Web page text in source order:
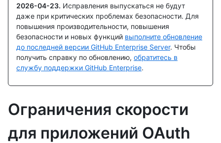
2026-04-23. Исправления выпускаться не будут
даже при критических проблемах безопасности. Для
повышения производительности, повышения
безопасности и новых функций выполните обновление
до последней версии GitHub Enterprise Server. Чтобы
получить справку по обновлению, обратитесь в
службу поддержки GitHub Enterprise.
Ограничения скорости
для приложений OAuth